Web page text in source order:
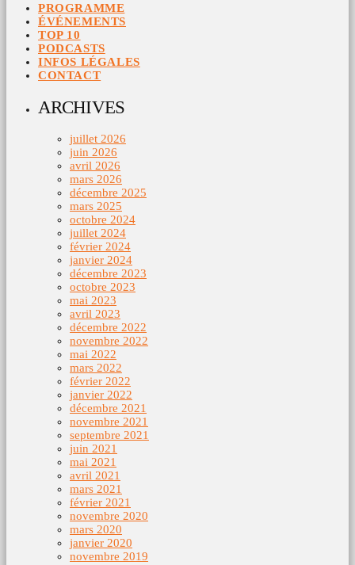
PROGRAMME
ÉVÉNEMENTS
TOP 10
PODCASTS
INFOS LÉGALES
CONTACT
ARCHIVES
juillet 2026
juin 2026
avril 2026
mars 2026
décembre 2025
mars 2025
octobre 2024
juillet 2024
février 2024
janvier 2024
décembre 2023
octobre 2023
mai 2023
avril 2023
décembre 2022
novembre 2022
mai 2022
mars 2022
février 2022
janvier 2022
décembre 2021
novembre 2021
septembre 2021
juin 2021
mai 2021
avril 2021
mars 2021
février 2021
novembre 2020
mars 2020
janvier 2020
novembre 2019